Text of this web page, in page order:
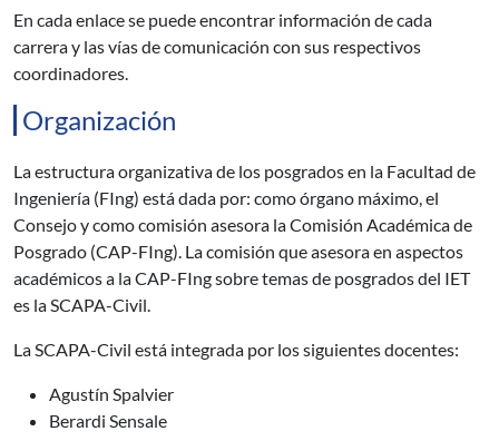
En cada enlace se puede encontrar información de cada
carrera y las vías de comunicación con sus respectivos
coordinadores.
Organización
La estructura organizativa de los posgrados en la Facultad de
Ingeniería (FIng) está dada por: como órgano máximo, el
Consejo y como comisión asesora la Comisión Académica de
Posgrado (CAP-FIng). La comisión que asesora en aspectos
académicos a la CAP-FIng sobre temas de posgrados del IET
es la SCAPA-Civil.
La SCAPA-Civil está integrada por los siguientes docentes:
Agustín Spalvier
Berardi Sensale